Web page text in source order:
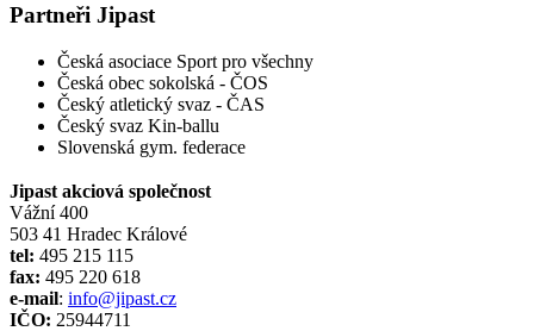
Partneři Jipast
Česká asociace Sport pro všechny
Česká obec sokolská - ČOS
Český atletický svaz - ČAS
Český svaz Kin-ballu
Slovenská gym. federace
Jipast akciová společnost
Vážní 400
503 41 Hradec Králové
tel: 495 215 115
fax: 495 220 618
e-mail: info@jipast.cz
IČO: 25944711